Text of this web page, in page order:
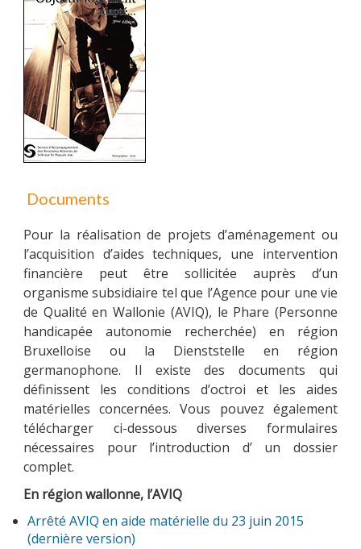
Documents
Pour la réalisation de projets d’aménagement ou
l’acquisition d’aides techniques, une intervention
financière peut être sollicitée auprès d’un
organisme subsidiaire tel que l’Agence pour une vie
de Qualité en Wallonie (AVIQ), le Phare (Personne
handicapée autonomie recherchée) en région
Bruxelloise ou la Dienststelle en région
germanophone. Il existe des documents qui
définissent les conditions d’octroi et les aides
matérielles concernées. Vous pouvez également
télécharger ci-dessous diverses formulaires
nécessaires pour l’introduction d’ un dossier
complet.
En région wallonne, l’AVIQ
Arrêté AVIQ en aide matérielle du 23 juin 2015
(dernière version)